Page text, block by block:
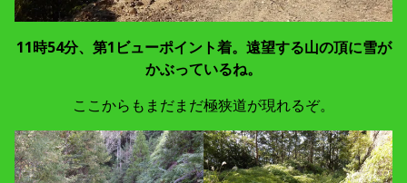
11時54分、第1ビューポイント着。遠望する山の頂に雪が
かぶっているね。
ここからもまだまだ極狭道が現れるぞ。